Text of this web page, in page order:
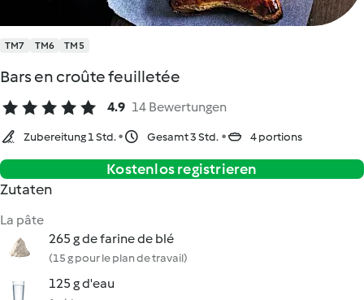
TM7 TM6 TM5
Bars en croûte feuilletée
4.9 14 Bewertungen
Zubereitung 1 Std. Gesamt 3 Std. 4 portions
Kostenlos registrieren
Zutaten
La pâte
265 g de farine de blé
(15 g pour le plan de travail)
125 g d'eau